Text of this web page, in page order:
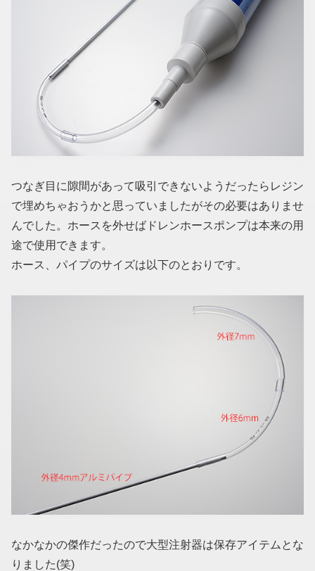
つなぎ目に隙間があって吸引できないようだったらレジン
で埋めちゃおうかと思っていましたがその必要はありませ
んでした。ホースを外せばドレンホースポンプは本来の用
途で使用できます。
ホース、パイプのサイズは以下のとおりです。
なかなかの傑作だったので大型注射器は保存アイテムとな
りました(笑)